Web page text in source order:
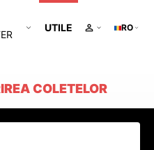
UTILE RO
COLETELOR